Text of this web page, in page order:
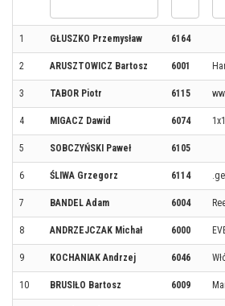
1 GŁUSZKO Przemysław 6164
2 ARUSZTOWICZ Bartosz 6001
3 TABOR Piotr 6115
4 MIGACZ Dawid 6074 1x1
5 SOBCZYŃSKI Paweł 6105
6 ŚLIWA Grzegorz 6114
7 BANDEL Adam 6004
8 ANDRZEJCZAK Michał 6000
9 KOCHANIAK Andrzej 6046
10 BRUSIŁO Bartosz 6009